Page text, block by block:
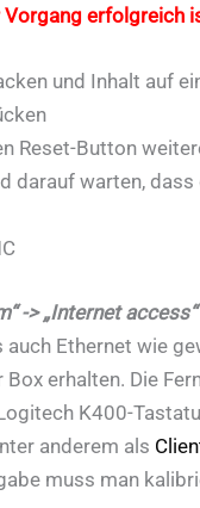
erfolgreich
und Inhalt auf
Reset-Button
darauf warten,
-> „Internet access“
Ethernet wie
erhalten. Die
K400-
anderem als
muss man